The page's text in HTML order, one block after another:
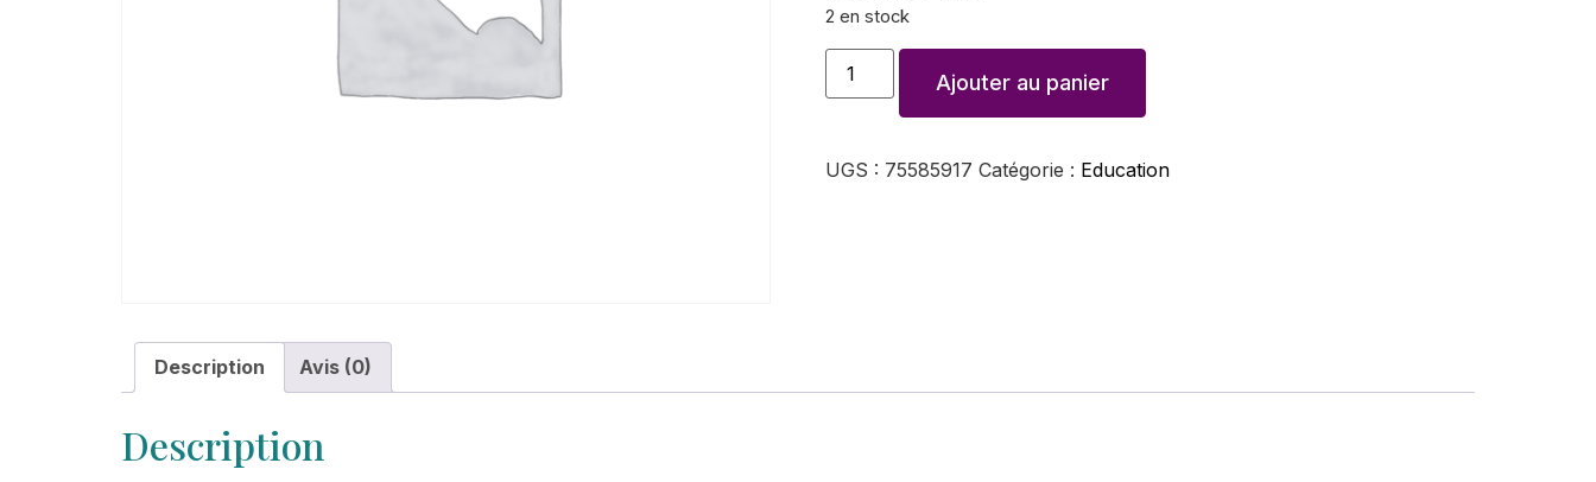
2 en stock
Ajouter au panier
UGS : 75585917 Catégorie : Education
Description Avis (0)
Description